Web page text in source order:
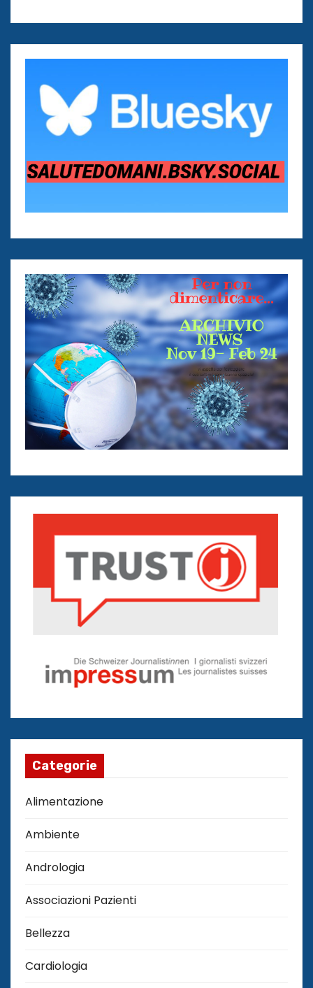
Categorie
Alimentazione
Ambiente
Andrologia
Associazioni Pazienti
Bellezza
Cardiologia